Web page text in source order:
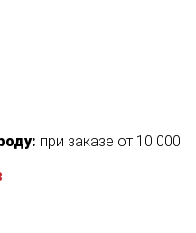
при заказе от 10 000